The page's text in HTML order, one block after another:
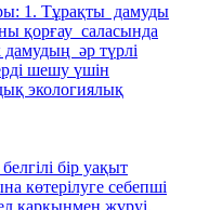
1. Тұрақты дамуды
қорғау саласында
дамудың әр түрлі
шешу үшін
экологиялық
бір уақыт
көтерілуге себепші
қарқынмен жүруі.